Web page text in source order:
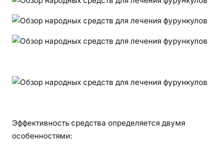
Эффективность средства определяется двумя
особенностями: